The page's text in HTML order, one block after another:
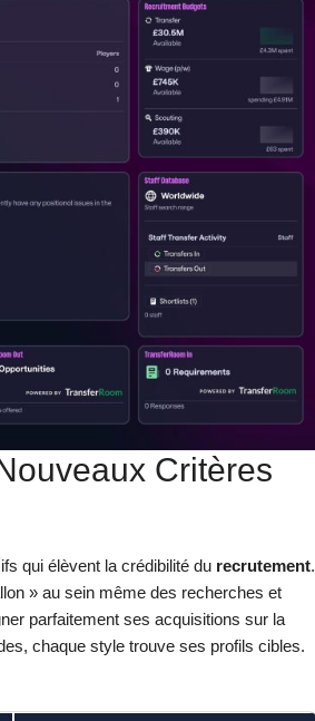
Critères
qui élèvent la crédibilité du recrutement.
» au sein même des recherches et
parfaitement ses acquisitions sur la
chaque style trouve ses profils cibles.